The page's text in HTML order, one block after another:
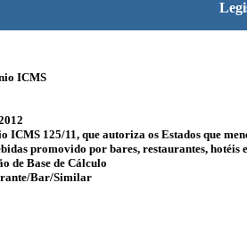
ICMS
ICMS 125/11, que autoriza os Estados que
promovido por bares, restaurantes, hotéis
de Base de Cálculo
Bar/Similar